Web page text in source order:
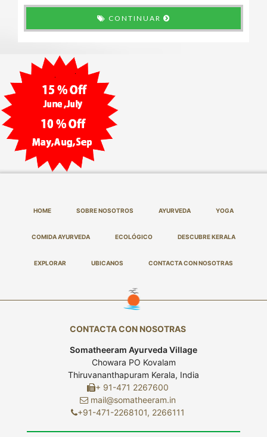
CONTINUAR
HOME SOBRE NOSOTROS AYURVEDA YOGA
COMIDA AYURVEDA ECOLÓGICO DESCUBRE KERALA
EXPLORAR UBICANOS CONTACTA CON NOSOTRAS
CONTACTA CON NOSOTRAS
Somatheeram Ayurveda Village
Chowara PO Kovalam
Thiruvananthapuram Kerala, India
+ 91-471 2267600
mail@somatheeram.in
+91-471-2268101, 2266111